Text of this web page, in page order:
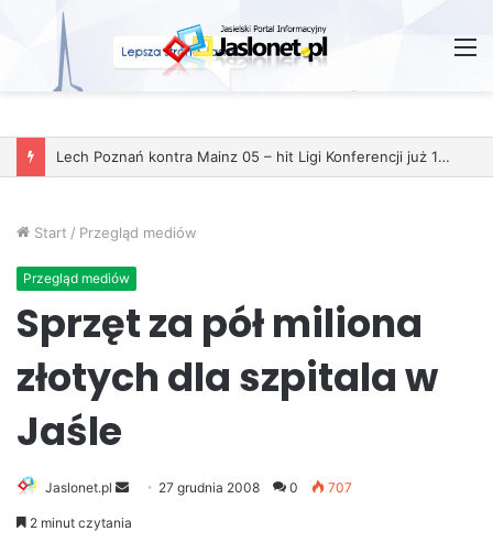
Lech Poznań kontra Mainz 05 – hit Ligi Konferencji już 11 grudnia
Start / Przegląd mediów
Przegląd mediów
Sprzęt za pół miliona
złotych dla szpitala w
Jaśle
Jaslonet.pl 27 grudnia 2008 0 707
2 minut czytania